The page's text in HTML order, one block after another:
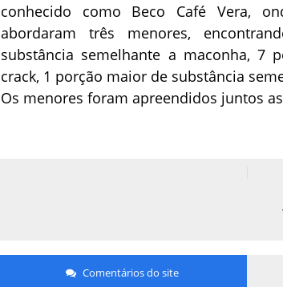
conhecido como Beco Café Vera,
abordaram três menores,
substância semelhante a maconha, 7
crack, 1 porção maior de substância
Os menores foram apreendidos juntos
Comentários do site